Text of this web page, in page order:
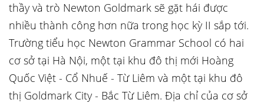
thầy và trò Newton Goldmark sẽ gặt hái được
nhiều thành công hơn nữa trong học kỳ II sắp tới.
Trường tiểu học Newton Grammar School có hai
cơ sở tại Hà Nội, một tại khu đô thị mới Hoàng
Quốc Việt - Cổ Nhuế - Từ Liêm và một tại khu đô
thị Goldmark City - Bắc Từ Liêm. Địa chỉ của cơ sở